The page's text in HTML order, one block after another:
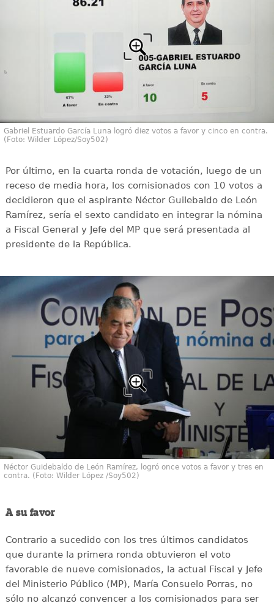
Gabriel Estuardo García Luna logró diez votos a favor y cinco en contra.
(Foto: Wilder López/Soy502)
Por último, en la cuarta ronda de votación, luego de un
receso de media hora, los comisionados con 10 votos a
decidieron que el aspirante Néctor Guilebaldo de León
Ramírez, sería el sexto candidato en integrar la nómina
a Fiscal General y Jefe del MP que será presentada al
presidente de la República.
Néctor Guidebaldo de León Ramírez, logró once votos a favor y tres en
contra. (Foto: Wilder López /Soy502)
A su favor
Contrario a sucedido con los tres últimos candidatos
que durante la primera ronda obtuvieron el voto
favorable de nueve comisionados, la actual Fiscal y Jefe
del Ministerio Público (MP), María Consuelo Porras, no
sólo no alcanzó convencer a los comisionados para ser